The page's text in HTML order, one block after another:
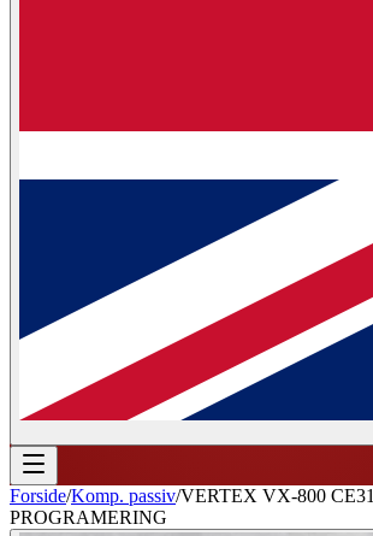
Forside/Komp. passiv/VERTEX VX-800 CE31
PROGRAMERING